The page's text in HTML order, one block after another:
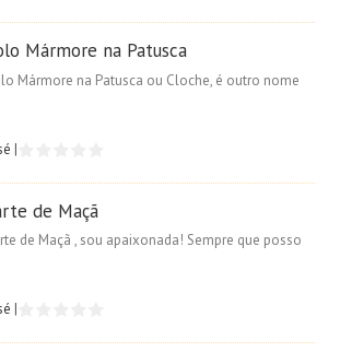
Mármore na Patusca
Mármore na Patusca ou Cloche, é outro nome
|
de Maçã
de Maçã , sou apaixonada! Sempre que posso
|